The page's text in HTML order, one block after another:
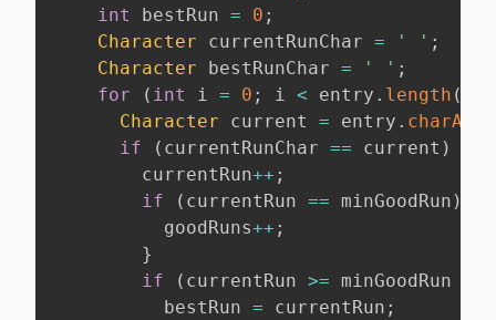
int
bestRun = 0 ;
Character currentRunChar = ' ' ;
Character bestRunChar = ' ' ;
for
( int i = 0 ; i < entry . length (
Character current = entry . charAt
if
( currentRunChar == current )
        currentRun
++ ;
if
( currentRun == minGoodRun )
          goodRuns
++ ;
}
if
( currentRun >= minGoodRun
          bestRun
= currentRun ;